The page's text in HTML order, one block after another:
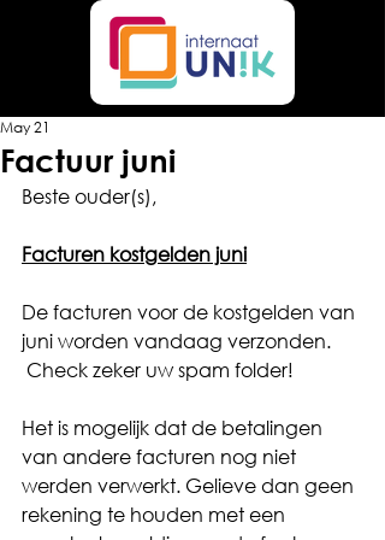
Factuur juni
May 21
Beste ouder(s),
Facturen kostgelden juni
De facturen voor de kostgelden van
juni worden vandaag verzonden.
Check zeker uw spam folder!
Het is mogelijk dat de betalingen
van andere facturen nog niet
werden verwerkt. Gelieve dan geen
rekening te houden met een